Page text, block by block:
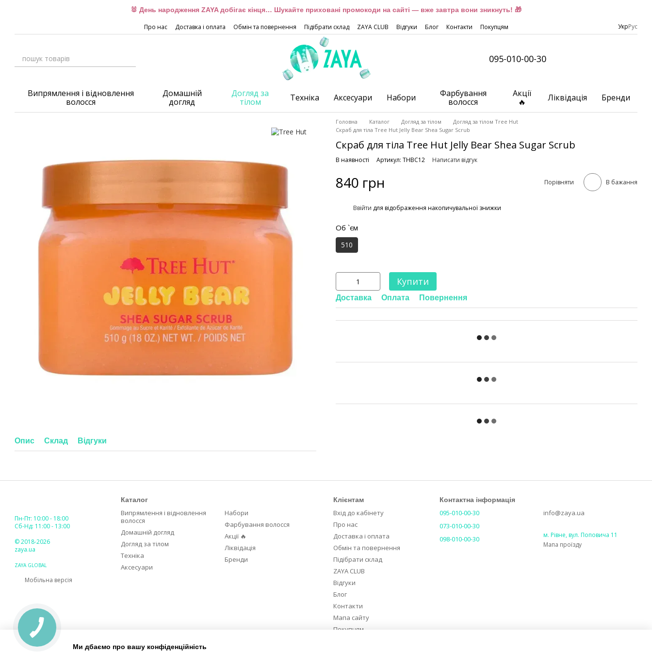
🐰 День народження ZAYA добігає кінця… Шукайте приховані промокоди на сайті — вже завтра вони зникнуть! 🎁
Про нас Доставка і оплата Обмін та повернення Підібрати склад ZAYA CLUB Відгуки Блог Контакти Покупцям УкрРус
095-010-00-30
Випрямлення і відновлення
волосся
Домашній
догляд
Догляд за
тілом
Техніка Аксесуари Набори
Фарбування
волосся
Акції
🔥
Ліквідація Бренди
Опис Склад Відгуки
Головна Каталог Догляд за тілом
Догляд за тілом Tree Hut
Скраб для тіла Tree Hut Jelly Bear Shea Sugar Scrub
Скраб для тіла Tree Hut Jelly Bear Shea Sugar Scrub
В наявності Артикул: THBC12 Написати відгук
840 грн Порівняти В бажання
Ввійти для відображення накопичувальної знижки
Об `єм
510
Купити
Доставка Оплата Повернення
Пн-Пт: 10:00 - 18:00
Сб-Нд: 11:00 - 13:00
© 2018-2026
zaya.ua
ZAYA GLOBAL
Мобільна версія
Каталог
Випрямлення і відновлення
волосся
Домашній догляд
Догляд за тілом
Техніка
Аксесуари
Набори
Фарбування волосся
Акції 🔥
Ліквідація
Бренди
Клієнтам
Вхід до кабінету
Про нас
Доставка і оплата
Обмін та повернення
Підібрати склад
ZAYA CLUB
Відгуки
Блог
Контакти
Мапа сайту
Покупцям
Контактна інформація
095-010-00-30
073-010-00-30
098-010-00-30
info@zaya.ua
м. Рівне, вул. Поповича 11
Мапа проїзду
Ми дбаємо про вашу конфіденційність